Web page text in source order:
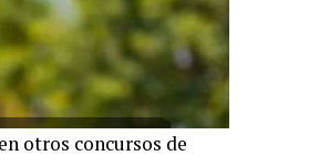
otros concursos de